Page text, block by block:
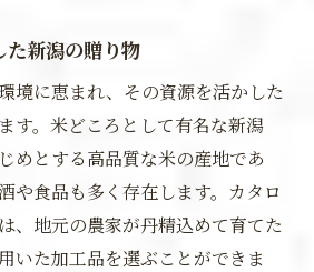
た新潟の贈り物
境に恵まれ、その資源を活かした
す。米どころとして有名な新潟
めとする高品質な米の産地であ
や食品も多く存在します。カタロ
、地元の農家が丹精込めて育てた
いた加工品を選ぶことができま